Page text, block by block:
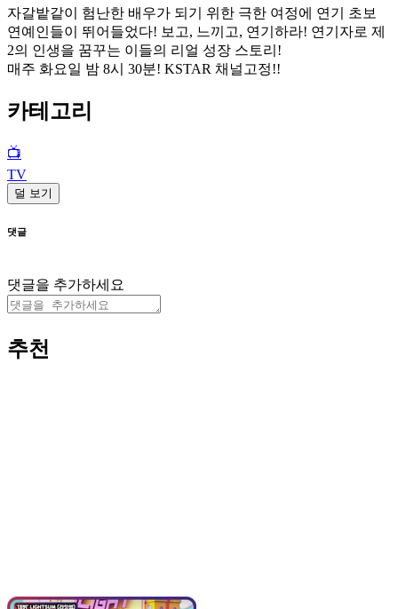
자갈밭같이 험난한 배우가 되기 위한 극한 여정에 연기 초보
연예인들이 뛰어들었다! 보고, 느끼고, 연기하라! 연기자로 제
2의 인생을 꿈꾸는 이들의 리얼 성장 스토리!
매주 화요일 밤 8시 30분! KSTAR 채널고정!!
카테고리
📺
TV
덜 보기
댓글
댓글을 추가하세요
추천